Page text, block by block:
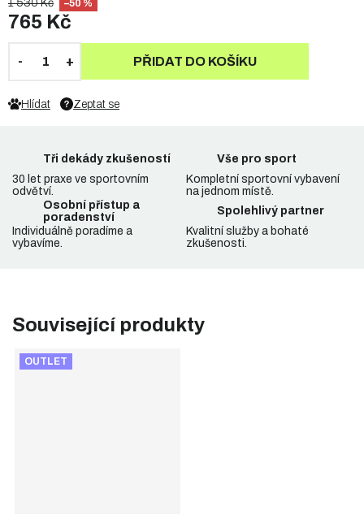
1 530 Kč –50 %
765 Kč
PŘIDAT DO KOŠÍKU
Zeptat se
Hlídat
Tři dekády zkušeností
30 let praxe ve sportovním
odvětví.
Vše pro sport
Kompletní sportovní vybavení
na jednom místě.
Osobní přístup a
poradenství
Individuálně poradíme a
vybavíme.
Spolehlivý partner
Kvalitní služby a bohaté
zkušenosti.
Související produkty
OUTLET